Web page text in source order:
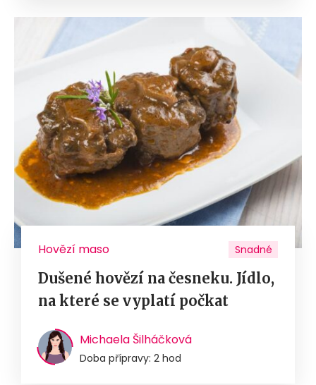
Hovězí maso Snadné
Dušené hovězí na česneku. Jídlo,
na které se vyplatí počkat
Michaela Šilháčková
Doba přípravy: 2 hod